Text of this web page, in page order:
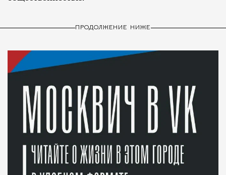
ПРОДОЛЖЕНИЕ НИЖЕ